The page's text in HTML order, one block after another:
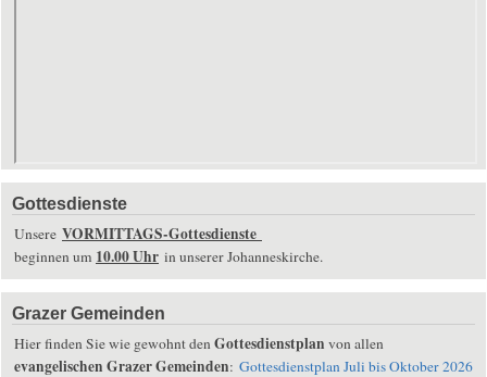
Gottesdienste
Unsere VORMITTAGS-Gottesdienste
beginnen um 10.00 Uhr in unserer Johanneskirche.
Grazer Gemeinden
Hier finden Sie wie gewohnt denGottesdienstplan von allen
evangelischen Grazer Gemeinden: Gottesdienstplan Juli bis Oktober 2026